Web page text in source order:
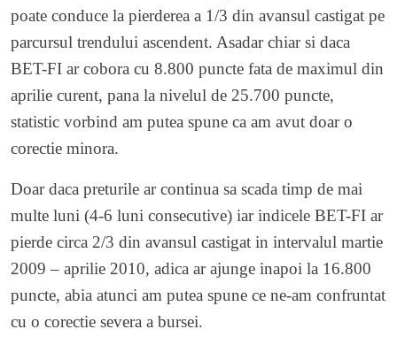
poate conduce la pierderea a 1/3 din avansul castigat pe
parcursul trendului ascendent. Asadar chiar si daca
BET-FI ar cobora cu 8.800 puncte fata de maximul din
aprilie curent, pana la nivelul de 25.700 puncte,
statistic vorbind am putea spune ca am avut doar o
corectie minora.
Doar daca preturile ar continua sa scada timp de mai
multe luni (4-6 luni consecutive) iar indicele BET-FI ar
pierde circa 2/3 din avansul castigat in intervalul martie
2009 – aprilie 2010, adica ar ajunge inapoi la 16.800
puncte, abia atunci am putea spune ce ne-am confruntat
cu o corectie severa a bursei.